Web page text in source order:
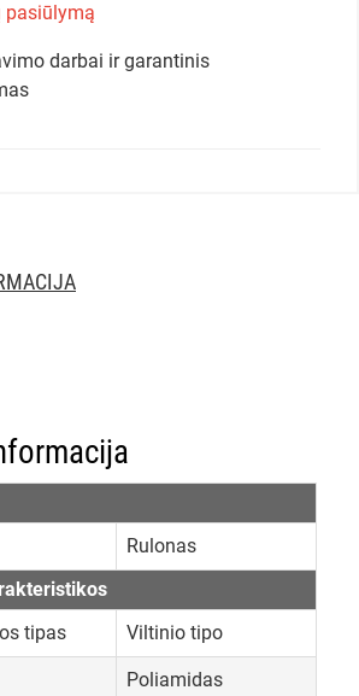
pasiūlymą
darbai ir garantinis
Rulonas
tipas
Viltinio tipo
Poliamidas